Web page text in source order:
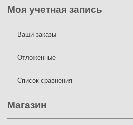
Моя учетная запись
Ваши заказы
Отложенные
Список сравнения
Магазин